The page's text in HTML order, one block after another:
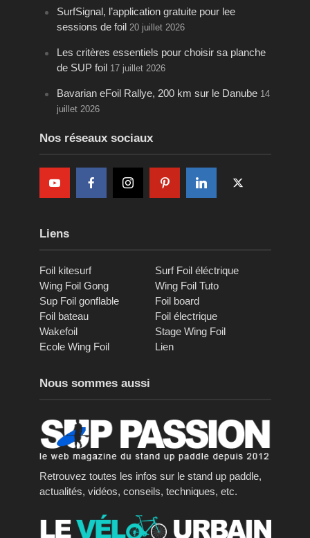
SurfSignal, l’application gratuite pour lee
sessions de foil 20 juillet 2026
Les critères essentiels pour choisir sa planche
de SUP foil 17 juillet 2026
Bavarian eFoil Rallye, 200 km sur le Danube 14
juillet 2026
Nos réseaux sociaux
Liens
Foil kitesurf
Surf Foil éléctrique
Wing Foil Gong
Wing Foil Tuto
Sup Foil gonflable
Foil board
Foil bateau
Foil électrique
Wakefoil
Stage Wing Foil
Ecole Wing Foil
Lien
Nous sommes aussi
Retrouvez toutes les infos sur le stand up paddle,
actualités, vidéos, conseils, techniques, etc.